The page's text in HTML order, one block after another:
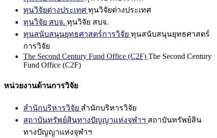
ทุนวิจัยต่างประเทศ ทุนวิจัยต่างประเทศ
ทุนวิจัย สบจ. ทุนวิจัย สบจ.
ทุนสนับสนุนยุทธศาสตร์การวิจัย ทุนสนับสนุนยุทธศาสตร์
การวิจัย
The Second Century Fund Office (C2F) The Second Century
Fund Office (C2F)
หน่วยงานด้านการวิจัย
สำนักบริหารวิจัย สำนักบริหารวิจัย
สถาบันทรัพย์สินทางปัญญาแห่งจุฬาฯ สถาบันทรัพย์สิน
ทางปัญญาแห่งจุฬาฯ